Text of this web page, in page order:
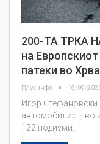
200-ТА ТРКА
на
патеки во
Плусинфо 18/09/
Игор Стефановски
автомобилист, во
122 подиуми.